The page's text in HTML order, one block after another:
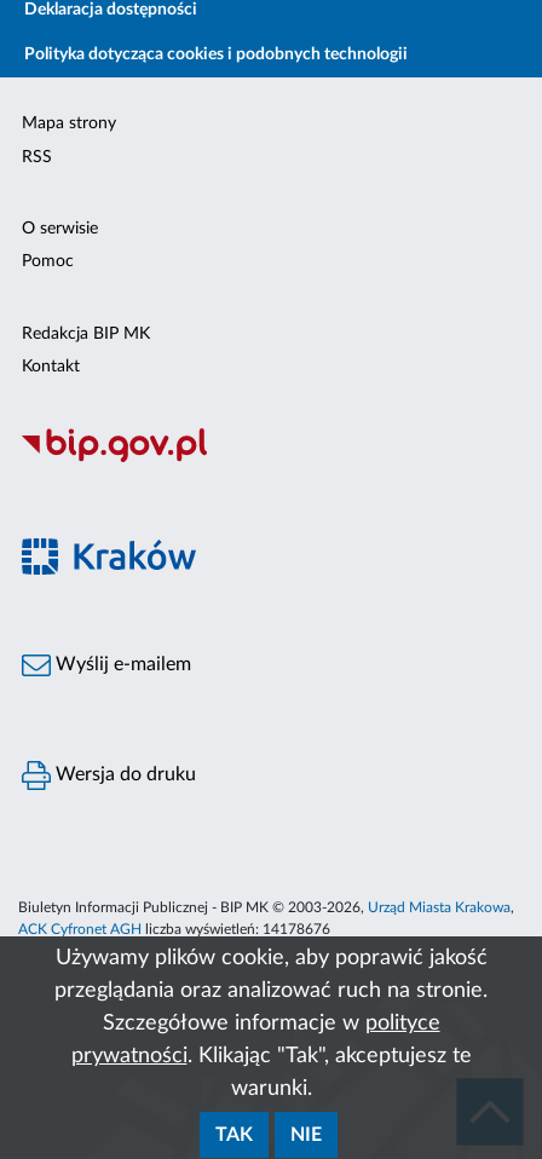
Używamy plików cookie, aby poprawić jakość
przeglądania oraz analizować ruch na stronie.
Szczegółowe informacje w polityce
prywatności. Klikając "Tak", akceptujesz te
warunki.
TAK NIE
Deklaracja dostępności
Polityka dotycząca cookies i podobnych technologii
Mapa strony
RSS
O serwisie
Pomoc
Redakcja BIP MK
Kontakt
Wyślij e-mailem
Wersja do druku
Biuletyn Informacji Publicznej - BIP MK © 2003-2026, Urząd Miasta Krakowa,
ACK Cyfronet AGH
liczba wyświetleń: 14178676